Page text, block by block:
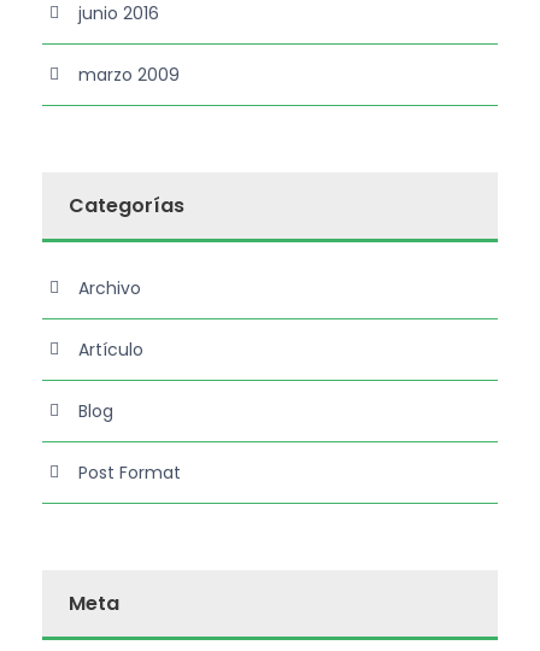
junio 2016
marzo 2009
Categorías
Archivo
Artículo
Blog
Post Format
Meta